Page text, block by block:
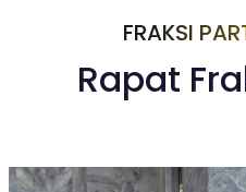
FRAKSI
Rapat